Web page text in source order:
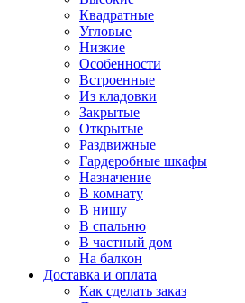
Квадратные
Угловые
Низкие
Особенности
Встроенные
Из кладовки
Закрытые
Открытые
Раздвижные
Гардеробные шкафы
Назначение
В комнату
В нишу
В спальню
В частный дом
На балкон
Доставка и оплата
Как сделать заказ